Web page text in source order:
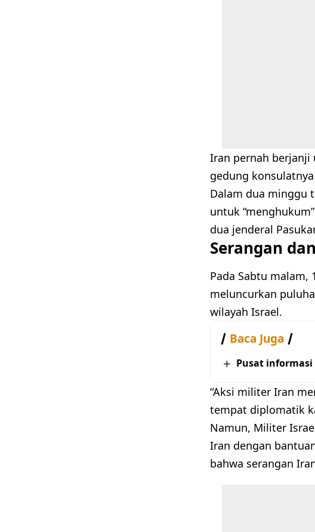
Iran pernah berjanji
gedung
Dalam dua minggu
untuk
dua jenderal
Serangan
Pada Sabtu malam,
meluncurkan
wilayah Israel.
Baca Juga
Pusat informasi
“Aksi militer Iran
tempat diplomatik
Namun, Militer
Iran dengan
bahwa serangan